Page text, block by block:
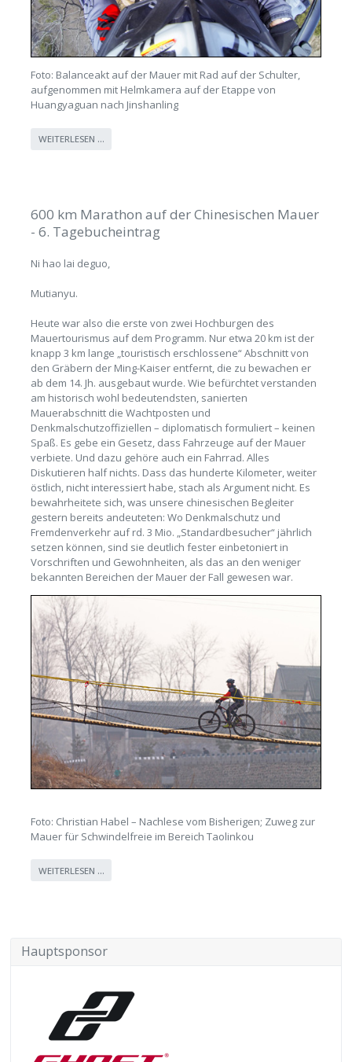
Foto: Balanceakt auf der Mauer mit Rad auf der Schulter,
aufgenommen mit Helmkamera auf der Etappe von
Huangyaguan nach Jinshanling
WEITERLESEN …
600 km Marathon auf der Chinesischen Mauer
- 6. Tagebucheintrag
Ni hao lai deguo,
Mutianyu.
Heute war also die erste von zwei Hochburgen des
Mauertourismus auf dem Programm. Nur etwa 20 km ist der
knapp 3 km lange „touristisch erschlossene“ Abschnitt von
den Gräbern der Ming-Kaiser entfernt, die zu bewachen er
ab dem 14. Jh. ausgebaut wurde. Wie befürchtet verstanden
am historisch wohl bedeutendsten, sanierten
Mauerabschnitt die Wachtposten und
Denkmalschutzoffiziellen – diplomatisch formuliert – keinen
Spaß. Es gebe ein Gesetz, dass Fahrzeuge auf der Mauer
verbiete. Und dazu gehöre auch ein Fahrrad. Alles
Diskutieren half nichts. Dass das hunderte Kilometer, weiter
östlich, nicht interessiert habe, stach als Argument nicht. Es
bewahrheitete sich, was unsere chinesischen Begleiter
gestern bereits andeuteten: Wo Denkmalschutz und
Fremdenverkehr auf rd. 3 Mio. „Standardbesucher“ jährlich
setzen können, sind sie deutlich fester einbetoniert in
Vorschriften und Gewohnheiten, als das an den weniger
bekannten Bereichen der Mauer der Fall gewesen war.
Foto: Christian Habel – Nachlese vom Bisherigen; Zuweg zur
Mauer für Schwindelfreie im Bereich Taolinkou
WEITERLESEN …
Hauptsponsor